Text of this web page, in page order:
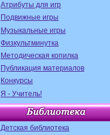
Атрибуты для игр
Подвижные игры
Музыкальные игры
Физкультминутка
Методическая копилка
Публикация материалов
Конкурсы
Я - Учитель!
Детская библиотека